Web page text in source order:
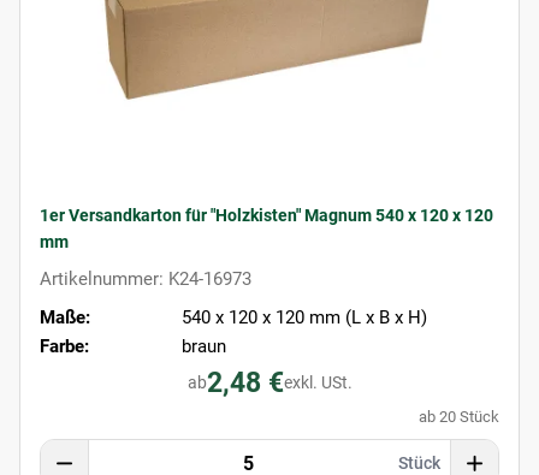
1er Versandkarton für "Holzkisten" Magnum 540 x 120 x 120
mm
Artikelnummer: K24-16973
Maße:
540 x 120 x 120 mm (L x B x H)
Farbe:
braun
ab2,48 €exkl. USt.
ab 20 Stück
Stück